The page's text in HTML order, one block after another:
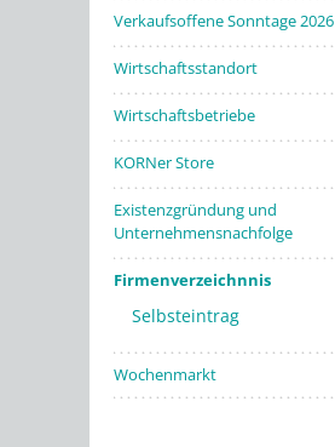
Verkaufsoffene Sonntage 2026
Wirtschaftsstandort
Wirtschaftsbetriebe
KORNer Store
Existenzgründung und
Unternehmensnachfolge
Firmenverzeichnnis
Selbsteintrag
Wochenmarkt